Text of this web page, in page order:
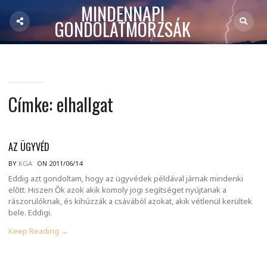
MINDENNAPI
GONDOLATMORZSÁK
Címke:elhallgat
AZ ÜGYVÉD
BY KGA ON 2011/06/14
Eddig azt gondoltam, hogy az ügyvédek példával járnak mindenki
előtt. Hiszen Ők azok akik komoly jogi segítséget nyújtanak a
rászorulóknak, és kihúzzák a csávából azokat, akik vétlenül kerültek
bele. Eddigi.
Keep Reading →